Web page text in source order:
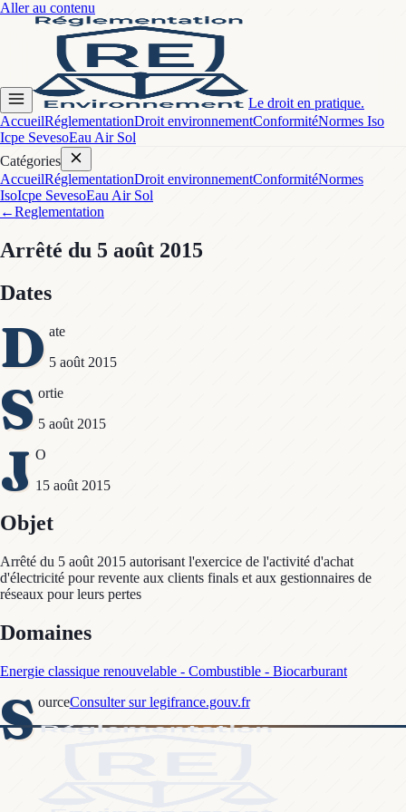
Aller au contenu
Le droit en pratique.
AccueilRéglementationDroit environnementConformitéNormes Iso
Icpe SevesoEau Air Sol
Catégories
AccueilRéglementationDroit environnementConformitéNormes
IsoIcpe SevesoEau Air Sol
←Reglementation
Arrêté du 5 août 2015
Dates
D ate
5 août 2015
S ortie
5 août 2015
J O
15 août 2015
Objet
Arrêté du 5 août 2015 autorisant l'exercice de l'activité d'achat
d'électricité pour revente aux clients finals et aux gestionnaires de
réseaux pour leurs pertes
Domaines
Energie classique renouvelable - Combustible - Biocarburant
S ourceConsulter sur legifrance.gouv.fr